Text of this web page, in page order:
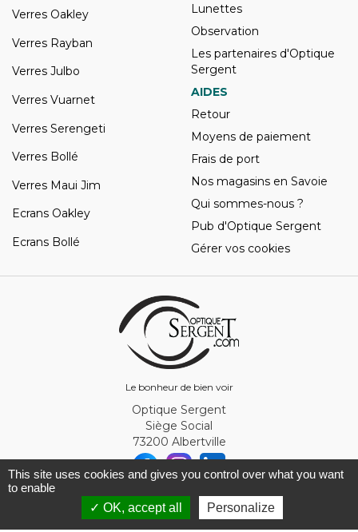
Le bonheur de bien voir
Verres Oakley
Verres Rayban
Verres Julbo
Verres Vuarnet
Verres Serengeti
Verres Bollé
Verres Maui Jim
Ecrans Oakley
Ecrans Bollé
Lunettes
Observation
Les partenaires d'Optique
Sergent
AIDES
Retour
Moyens de paiement
Frais de port
Nos magasins en Savoie
Qui sommes-nous ?
Pub d'Optique Sergent
Gérer vos cookies
Optique Sergent
Siège Social
73200 Albertville
© Optique Sergent 2026 - SIRET 32993919300010
This site uses cookies and gives you control over what you want
to enable
✓ OK, accept all
Personalize